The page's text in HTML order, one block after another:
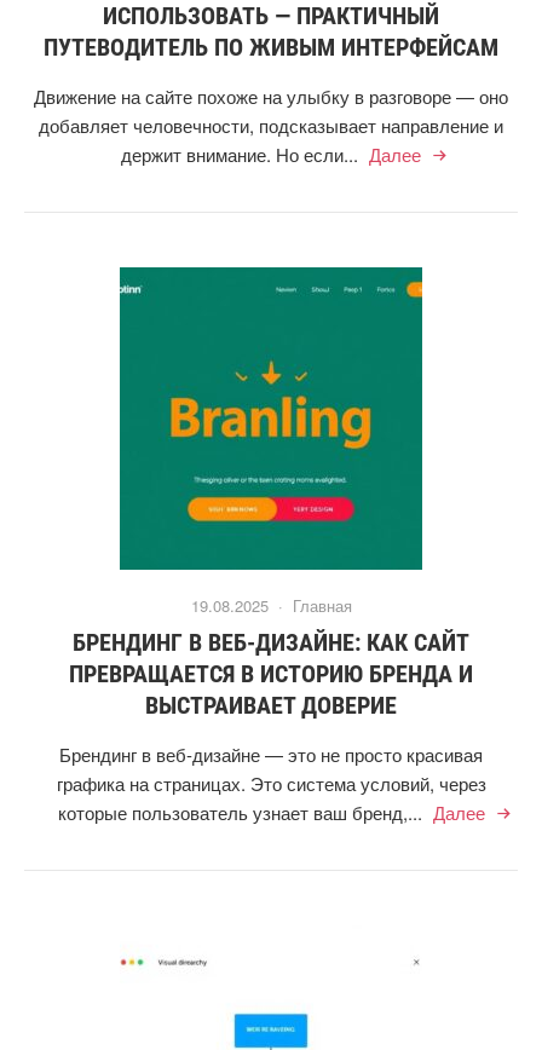
ИСПОЛЬЗОВАТЬ — ПРАКТИЧНЫЙ
ПУТЕВОДИТЕЛЬ ПО ЖИВЫМ ИНТЕРФЕЙСАМ
Движение на сайте похоже на улыбку в разговоре — оно
добавляет человечности, подсказывает направление и
держит внимание. Но если... Далее
19.08.2025 · Главная
БРЕНДИНГ В ВЕБ-ДИЗАЙНЕ: КАК САЙТ
ПРЕВРАЩАЕТСЯ В ИСТОРИЮ БРЕНДА И
ВЫСТРАИВАЕТ ДОВЕРИЕ
Брендинг в веб-дизайне — это не просто красивая
графика на страницах. Это система условий, через
которые пользователь узнает ваш бренд,... Далее